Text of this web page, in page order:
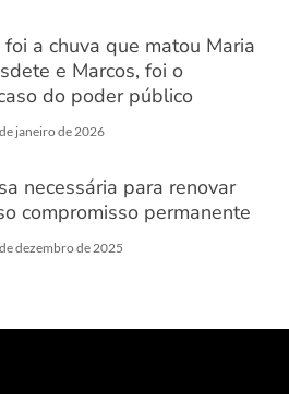
foi a chuva que matou Maria
e Marcos, foi o
do poder público
janeiro de 2026
necessária para renovar
compromisso permanente
dezembro de 2025